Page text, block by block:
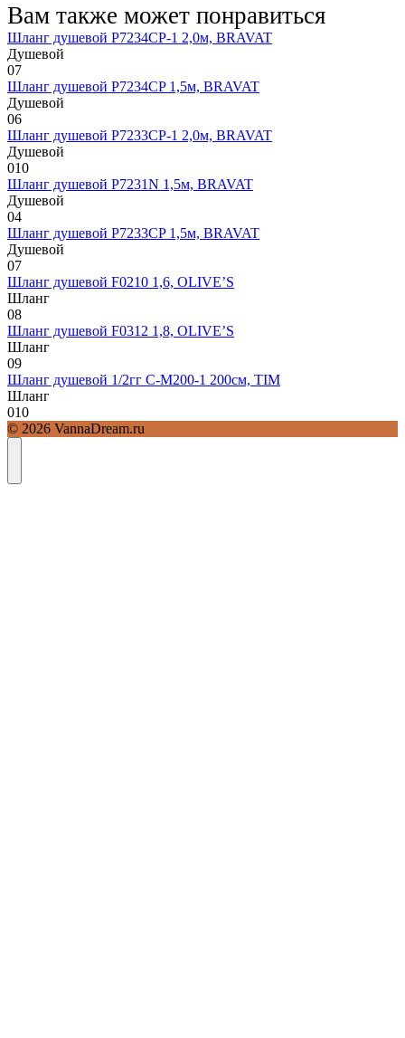
Вам также может понравиться
Шланг душевой P7234CP-1 2,0м, BRAVAT
Душевой
07
Шланг душевой P7234CP 1,5м, BRAVAT
Душевой
06
Шланг душевой P7233CP-1 2,0м, BRAVAT
Душевой
010
Шланг душевой P7231N 1,5м, BRAVAT
Душевой
04
Шланг душевой P7233CP 1,5м, BRAVAT
Душевой
07
Шланг душевой F0210 1,6, OLIVE’S
Шланг
08
Шланг душевой F0312 1,8, OLIVE’S
Шланг
09
Шланг душевой 1/2гг C-M200-1 200см, TIM
Шланг
010
© 2026 VannaDream.ru